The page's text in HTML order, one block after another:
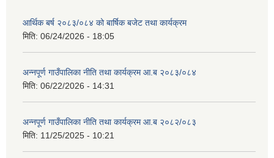
आर्थिक बर्ष २०८३/०८४ को बार्षिक बजेट तथा कार्यक्रम
मिति: 06/24/2026 - 18:05
अन्नपूर्ण गाउँपालिका नीति तथा कार्यक्रम आ.ब २०८३/०८४
मिति: 06/22/2026 - 14:31
अन्नपूर्ण गाउँपालिका नीति तथा कार्यक्रम आ.ब २०८२/०८३
मिति: 11/25/2025 - 10:21